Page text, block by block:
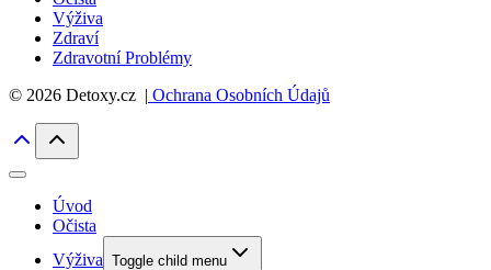
Výživa
Zdraví
Zdravotní Problémy
© 2026 Detoxy.cz | Ochrana Osobních Údajů
Úvod
Očista
Výživa Toggle child menu